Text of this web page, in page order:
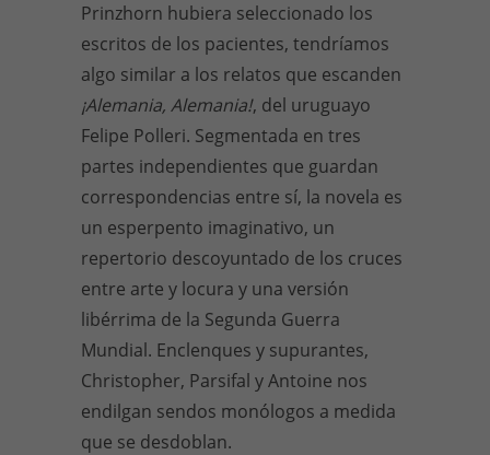
Prinzhorn hubiera seleccionado los
escritos de los pacientes, tendríamos
algo similar a los relatos que escanden
¡Alemania, Alemania!, del uruguayo
Felipe Polleri. Segmentada en tres
partes independientes que guardan
correspondencias entre sí, la novela es
un esperpento imaginativo, un
repertorio descoyuntado de los cruces
entre arte y locura y una versión
libérrima de la Segunda Guerra
Mundial. Enclenques y supurantes,
Christopher, Parsifal y Antoine nos
endilgan sendos monólogos a medida
que se desdoblan.